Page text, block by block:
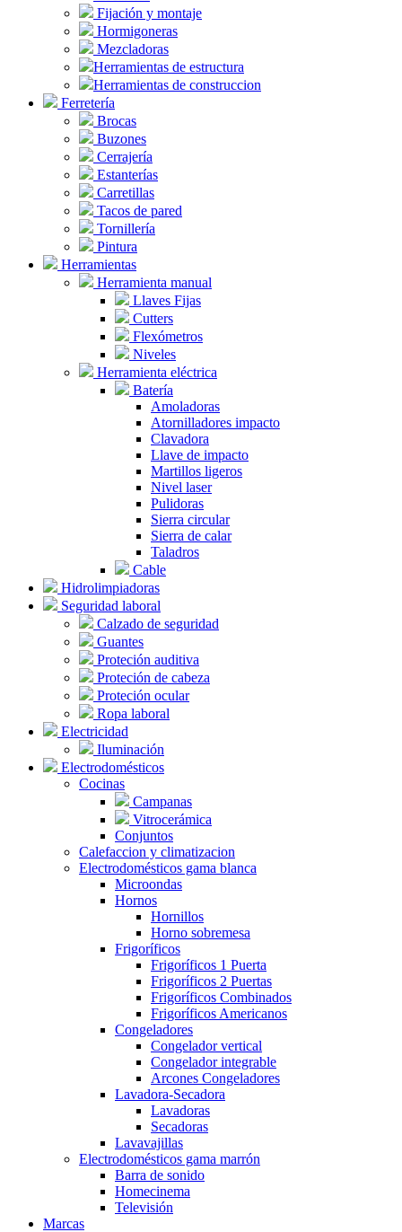
Fijación y montaje
Hormigoneras
Mezcladoras
Herramientas de estructura
Herramientas de construccion
Ferretería
Brocas
Buzones
Cerrajería
Estanterías
Carretillas
Tacos de pared
Tornillería
Pintura
Herramientas
Herramienta manual
Llaves Fijas
Cutters
Flexómetros
Niveles
Herramienta eléctrica
Batería
Amoladoras
Atornilladores impacto
Clavadora
Llave de impacto
Martillos ligeros
Nivel laser
Pulidoras
Sierra circular
Sierra de calar
Taladros
Cable
Hidrolimpiadoras
Seguridad laboral
Calzado de seguridad
Guantes
Proteción auditiva
Proteción de cabeza
Proteción ocular
Ropa laboral
Electricidad
Iluminación
Electrodomésticos
Cocinas
Campanas
Vitrocerámica
Conjuntos
Calefaccion y climatizacion
Electrodomésticos gama blanca
Microondas
Hornos
Hornillos
Horno sobremesa
Frigoríficos
Frigoríficos 1 Puerta
Frigoríficos 2 Puertas
Frigoríficos Combinados
Frigoríficos Americanos
Congeladores
Congelador vertical
Congelador integrable
Arcones Congeladores
Lavadora-Secadora
Lavadoras
Secadoras
Lavavajillas
Electrodomésticos gama marrón
Barra de sonido
Homecinema
Televisión
Marcas